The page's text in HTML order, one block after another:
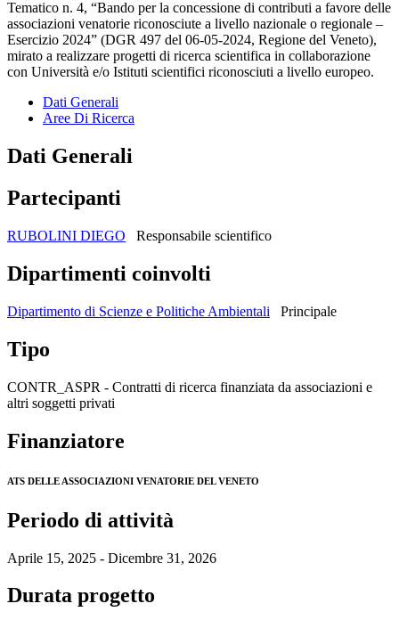
Tematico n. 4, “Bando per la concessione di contributi a favore delle
associazioni venatorie riconosciute a livello nazionale o regionale –
Esercizio 2024” (DGR 497 del 06-05-2024, Regione del Veneto),
mirato a realizzare progetti di ricerca scientifica in collaborazione
con Università e/o Istituti scientifici riconosciuti a livello europeo.
Dati Generali
Aree Di Ricerca
Dati Generali
Partecipanti
RUBOLINI DIEGO Responsabile scientifico
Dipartimenti coinvolti
Dipartimento di Scienze e Politiche Ambientali Principale
Tipo
CONTR_ASPR - Contratti di ricerca finanziata da associazioni e
altri soggetti privati
Finanziatore
ATS DELLE ASSOCIAZIONI VENATORIE DEL VENETO
Periodo di attività
Aprile 15, 2025 - Dicembre 31, 2026
Durata progetto